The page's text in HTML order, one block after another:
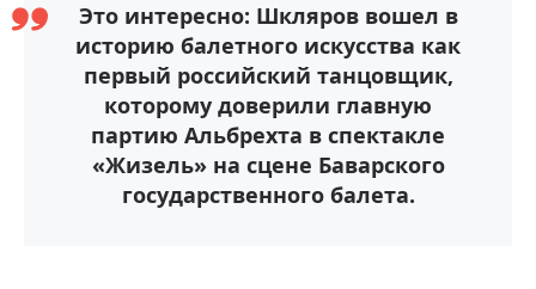
Это интересно: Шкляров вошел в
историю балетного искусства как
первый российский танцовщик,
которому доверили главную
партию Альбрехта в спектакле
«Жизель» на сцене Баварского
государственного балета.